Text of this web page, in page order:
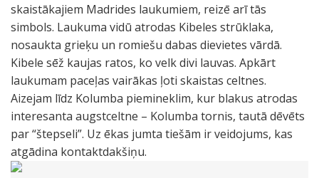
skaistākajiem Madrides laukumiem, reizē arī tās
simbols. Laukuma vidū atrodas Kibeles strūklaka,
nosaukta grieķu un romiešu dabas dievietes vārdā.
Kibele sēž kaujas ratos, ko velk divi lauvas. Apkārt
laukumam paceļas vairākas ļoti skaistas celtnes.
Aizejam līdz Kolumba piemineklim, kur blakus atrodas
interesanta augstceltne – Kolumba tornis, tautā dēvēts
par “štepseli”. Uz ēkas jumta tiešām ir veidojums, kas
atgādina kontaktdakšiņu.